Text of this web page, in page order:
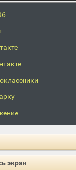
экран